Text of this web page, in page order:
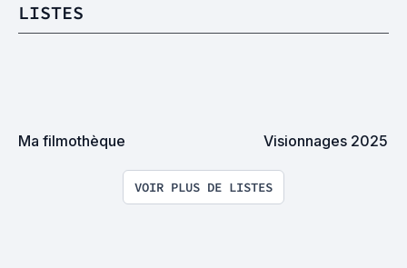
LISTES
Ma filmothèque Visionnages 2025
VOIR PLUS DE LISTES